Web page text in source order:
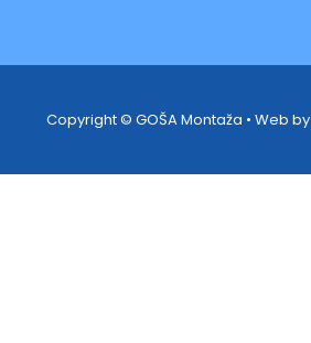
Copyright © GOŠA Montaža • Web by